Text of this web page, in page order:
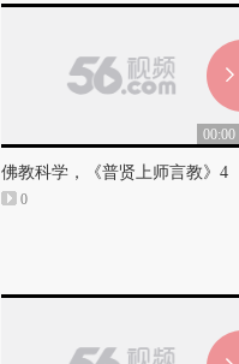
00:00
佛教科学，《普贤上师言教》4
0